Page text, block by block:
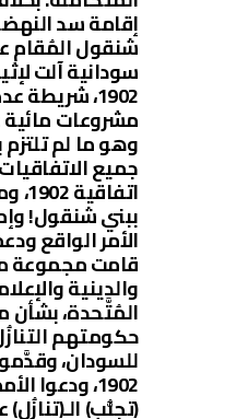
إقامة سد
شنقول المُقام
سودانية آلت
1902، شريطة
مشروعات مائية
وهو ما لم
جميع
ببني شنقول!
الأمر الواقع
قامت مجموعة
والدينية
المُتَّحدة، بشأن
حكومتهم
للسودان،
1902،
(تجنُّب)